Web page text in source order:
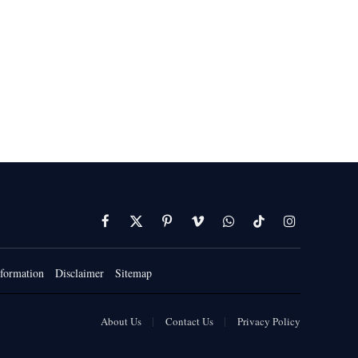
Facebook
X
(Twitter)
PinterestVimeoWhatsAppTikTokInstagram
Disclaimer Sitemap
About Us Contact Us Privacy Policy